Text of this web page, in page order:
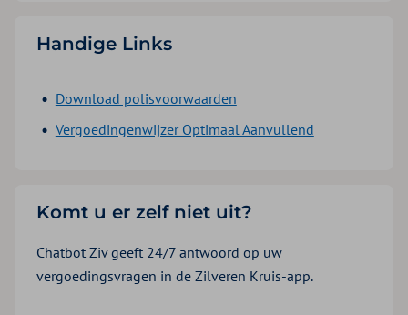
Handige Links
Download polisvoorwaarden
Vergoedingenwijzer Optimaal Aanvullend
Komt u er zelf niet uit?
Chatbot Ziv geeft 24/7 antwoord op uw
vergoedingsvragen in de Zilveren Kruis-app.